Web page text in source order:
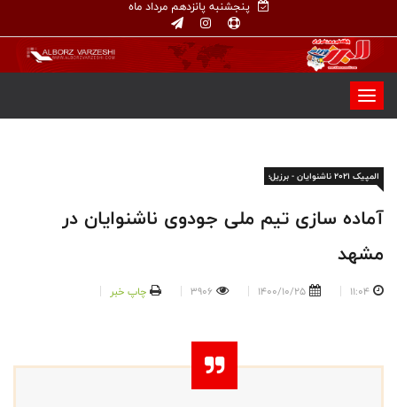
پنجشنبه پانزدهم مرداد ماه
المپیک ۲۰۲۱ ناشنوایان - برزیل؛
آماده سازی تیم ملی جودوی ناشنوایان در
مشهد
11:04
1400/10/25
3906 چاپ خبر